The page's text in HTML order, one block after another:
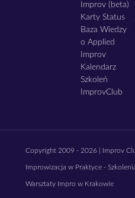
Improv (beta)
Karty Status
Baza Wiedzy
o Applied
Improv
Kalendarz
Szkoleń
ImprovClub
Copyright 2009 - 2026 | Improv
Improwizacja w Praktyce -
Warsztaty Impro w Krakowie